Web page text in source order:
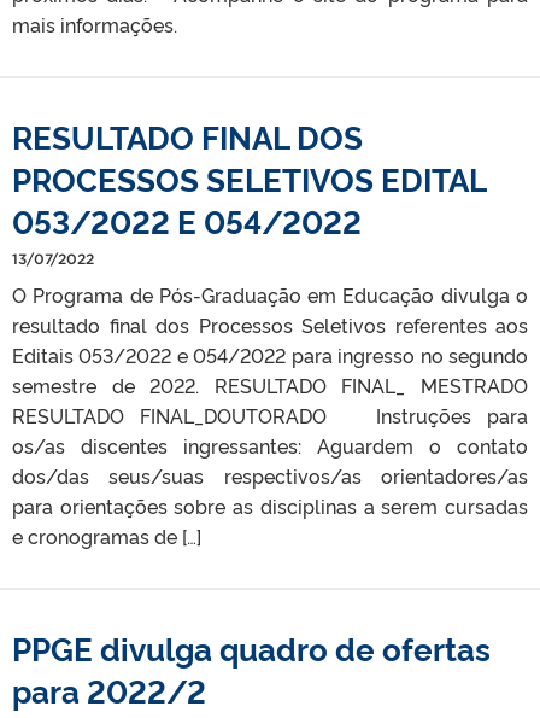
mais informações.
RESULTADO FINAL DOS
PROCESSOS SELETIVOS EDITAL
053/2022 E 054/2022
13/07/2022
O Programa de Pós-Graduação em Educação divulga o
resultado final dos Processos Seletivos referentes aos
Editais 053/2022 e 054/2022 para ingresso no segundo
semestre de 2022. RESULTADO FINAL_ MESTRADO
RESULTADO FINAL_DOUTORADO Instruções para
os/as discentes ingressantes: Aguardem o contato
dos/das seus/suas respectivos/as orientadores/as
para orientações sobre as disciplinas a serem cursadas
e cronogramas de […]
PPGE divulga quadro de ofertas
para 2022/2